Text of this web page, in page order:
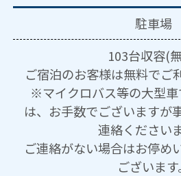
駐車場
103台収容(
ご宿泊のお客様は無料でご
※マイクロバス等の大型
は、お手数でございますが
連絡ください
ご連絡がない場合はお停め
ございます